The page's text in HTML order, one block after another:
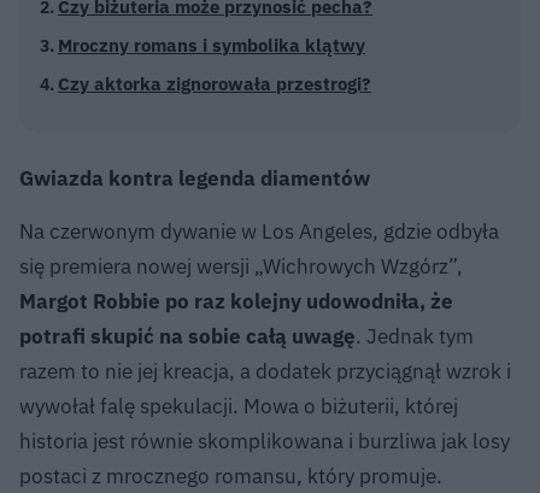
Czy biżuteria może przynosić pecha?
Mroczny romans i symbolika klątwy
Czy aktorka zignorowała przestrogi?
Gwiazda kontra legenda diamentów
Na czerwonym dywanie w Los Angeles, gdzie odbyła
się premiera nowej wersji „Wichrowych Wzgórz”,
Margot Robbie po raz kolejny udowodniła, że
potrafi skupić na sobie całą uwagę. Jednak tym
razem to nie jej kreacja, a dodatek przyciągnął wzrok i
wywołał falę spekulacji. Mowa o biżuterii, której
historia jest równie skomplikowana i burzliwa jak losy
postaci z mrocznego romansu, który promuje.